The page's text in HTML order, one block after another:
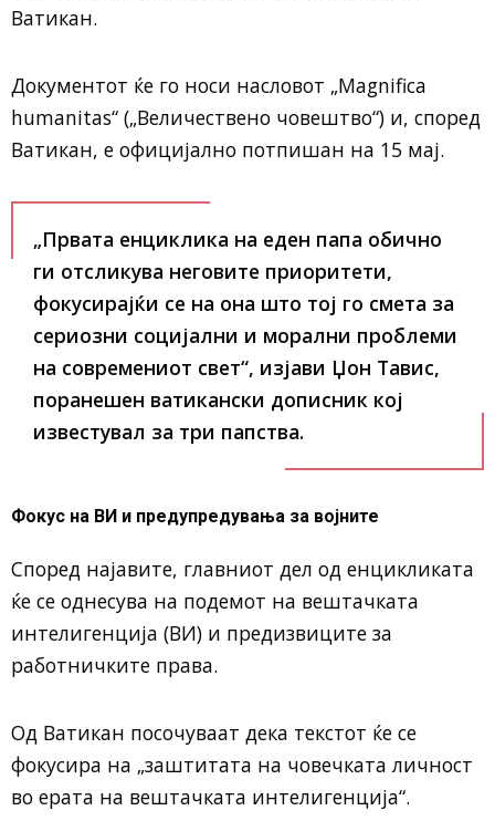
Ватикан.
Документот ќе го носи насловот „Magnifica
humanitas“ („Величествено човештво“) и, според
Ватикан, е официјално потпишан на 15 мај.
„Првата енциклика на еден папа обично
ги отсликува неговите приоритети,
фокусирајќи се на она што тој го смета за
сериозни социјални и морални проблеми
на современиот свет“, изјави Џон Тавис,
поранешен ватикански дописник кој
известувал за три папства.
Фокус на ВИ и предупредувања за војните
Според најавите, главниот дел од енцикликата
ќе се однесува на подемот на вештачката
интелигенција (ВИ) и предизвиците за
работничките права.
Од Ватикан посочуваат дека текстот ќе се
фокусира на „заштитата на човечката личност
во ерата на вештачката интелигенција“.